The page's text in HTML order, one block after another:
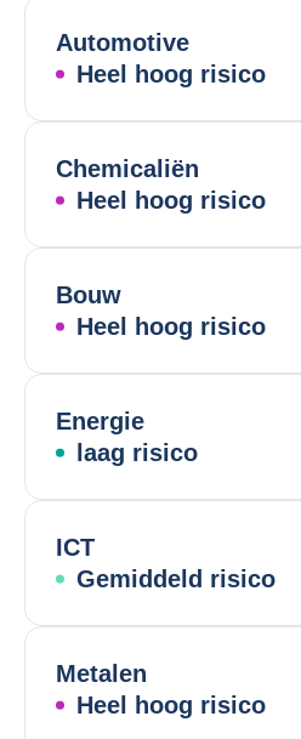
Automotive
Heel hoog risico
Chemicaliën
Heel hoog risico
Bouw
Heel hoog risico
Energie
laag risico
ICT
Gemiddeld risico
Metalen
Heel hoog risico